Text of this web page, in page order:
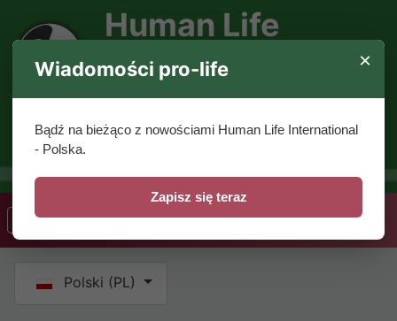
Human Life
International -
Polska
Polski serwis pro-life
Wybierz swój język
Polski (PL)
×
Wiadomości pro-life
Bądź na bieżąco z nowościami Human Life International
- Polska.
Zapisz się teraz